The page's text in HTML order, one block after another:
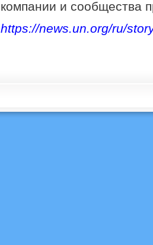
компании и сообщества
https://news.un.org/ru/